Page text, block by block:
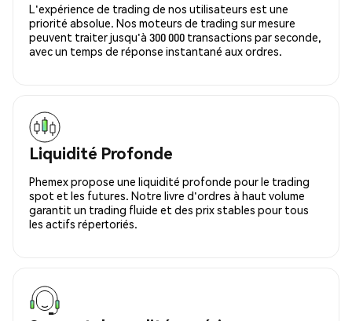
L'expérience de trading de nos utilisateurs est une
priorité absolue. Nos moteurs de trading sur mesure
peuvent traiter jusqu'à 300 000 transactions par seconde,
avec un temps de réponse instantané aux ordres.
Liquidité Profonde
Phemex propose une liquidité profonde pour le trading
spot et les futures. Notre livre d'ordres à haut volume
garantit un trading fluide et des prix stables pour tous
les actifs répertoriés.